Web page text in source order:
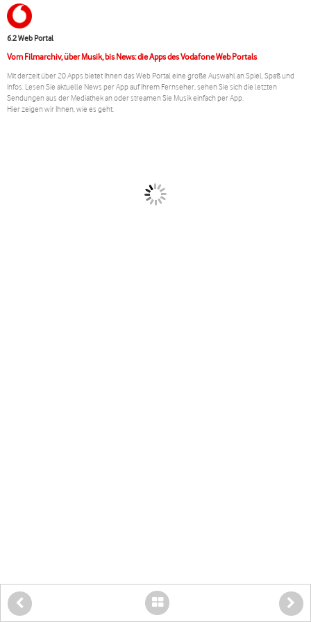
6.2 Web Portal
Vom Filmarchiv, über Musik, bis News: die Apps des Vodafone Web Portals
Mit derzeit über 20 Apps bietet Ihnen das Web Portal eine große Auswahl an Spiel, Spaß und
Infos. Lesen Sie aktuelle News per App auf Ihrem Fernseher, sehen Sie sich die letzten
Sendungen aus der Mediathek an oder streamen Sie Musik einfach per App.
Hier zeigen wir Ihnen, wie es geht.